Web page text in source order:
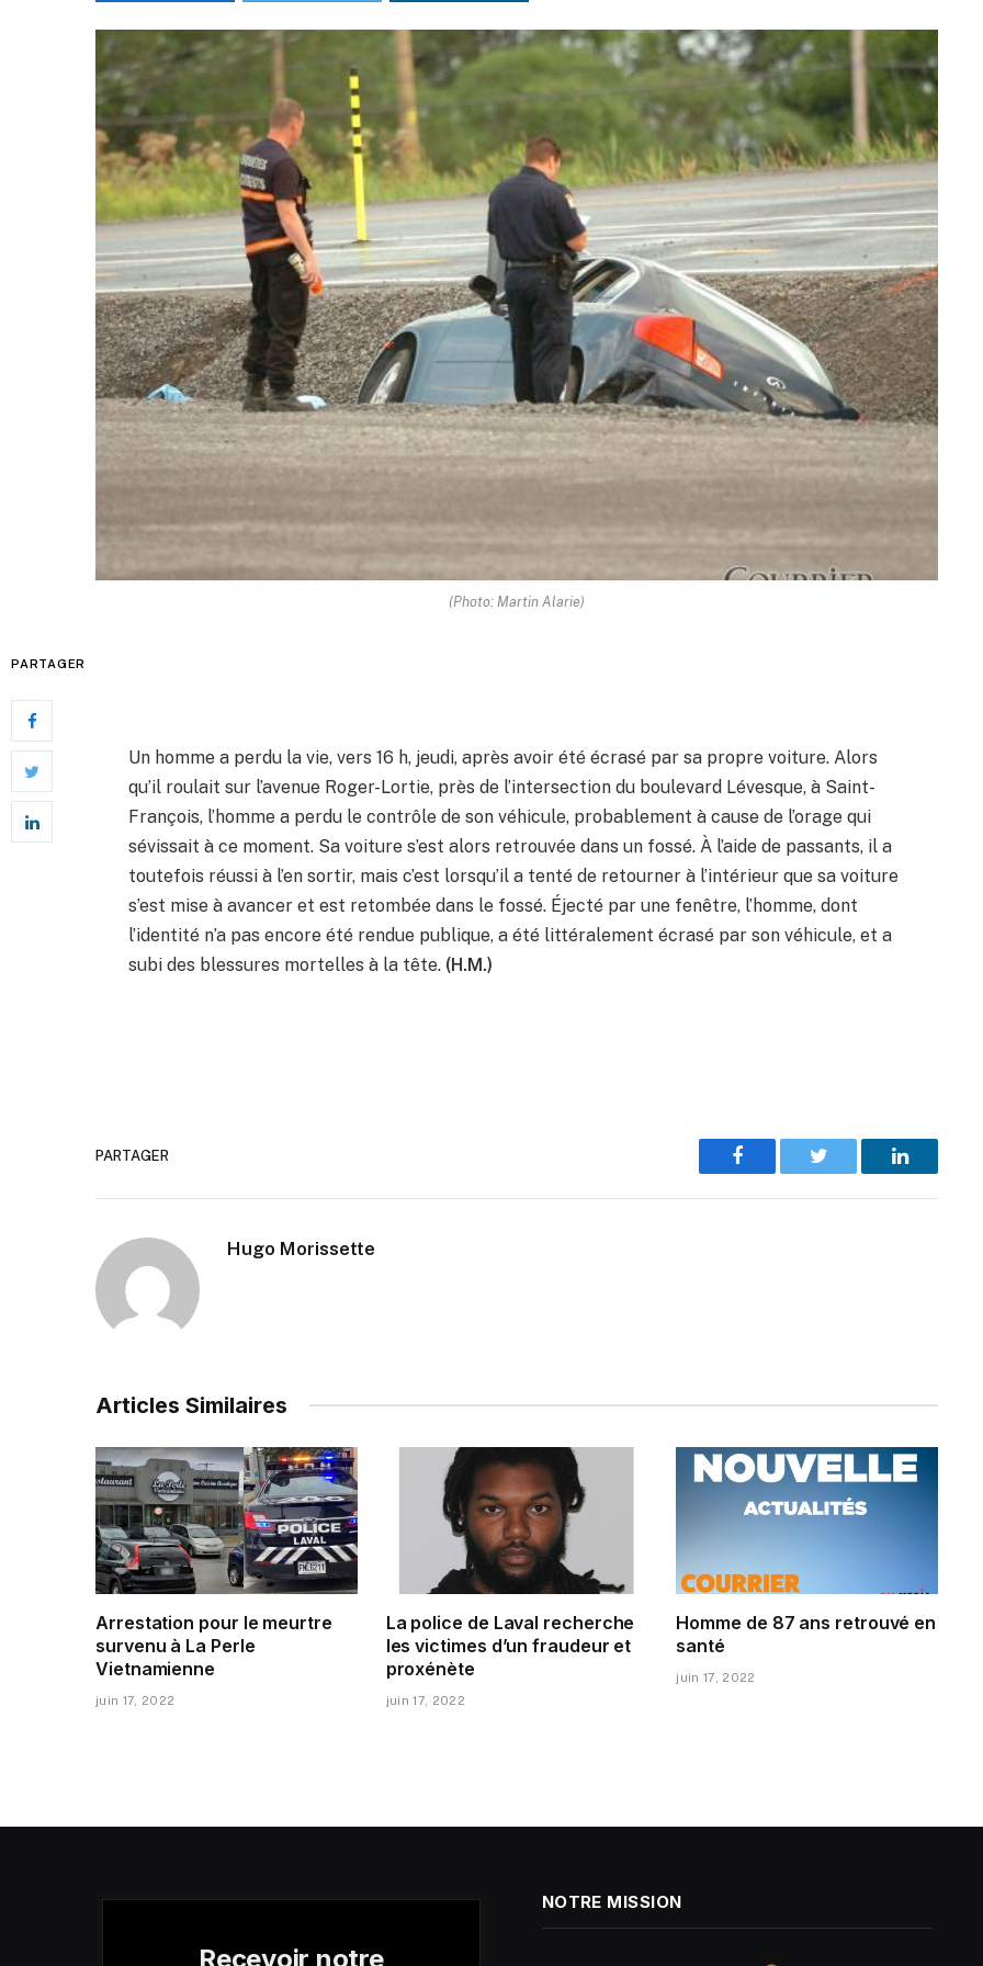
(Photo: Martin Alarie)
PARTAGER
Un homme a perdu la vie, vers 16 h, jeudi, après avoir été écrasé par sa propre voiture. Alors
qu’il roulait sur l’avenue Roger-Lortie, près de l’intersection du boulevard Lévesque, à Saint-
François, l’homme a perdu le contrôle de son véhicule, probablement à cause de l’orage qui
sévissait à ce moment. Sa voiture s’est alors retrouvée dans un fossé. À l’aide de passants, il a
toutefois réussi à l’en sortir, mais c’est lorsqu’il a tenté de retourner à l’intérieur que sa voiture
s’est mise à avancer et est retombée dans le fossé. Éjecté par une fenêtre, l’homme, dont
l’identité n’a pas encore été rendue publique, a été littéralement écrasé par son véhicule, et a
subi des blessures mortelles à la tête. (H.M.)
PARTAGER
Facebook Twitter LinkedIn
Hugo Morissette
Articles Similaires
Arrestation pour le meurtre
survenu à La Perle
Vietnamienne
juin 17, 2022
La police de Laval recherche
les victimes d’un fraudeur et
proxénète
juin 17, 2022
Homme de 87 ans retrouvé en
santé
juin 17, 2022
Recevoir notre
NOTRE MISSION